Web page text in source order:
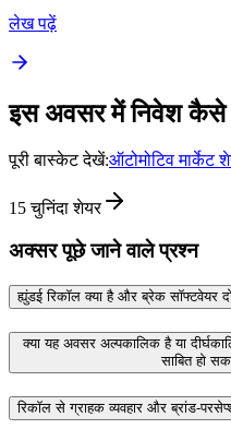
लेख पढ़ें
इस अवसर में निवेश
पूरी बास्केट देखें:ऑटोमोटिव मार्केट
15 चुनिंदा शेयर
अक्सर पूछे जाने वाले प्रश्न
ह्युंडई रिकॉल क्या है और ब्रेक सॉफ्टवेयर
क्या यह अवसर अल्पकालिक है या
साबित हो
रिकॉल से ग्राहक व्यवहार और